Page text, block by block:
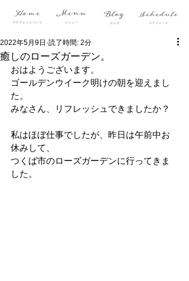
癒しのローズガーデン。
2022年5月9日 読了時間: 2分
おはようございます。
ゴールデンウイーク明けの朝を迎えまし
た。
みなさん、リフレッシュできましたか？
私はほぼ仕事でしたが、昨日は午前中お
休みして、
つくば市のローズガーデンに行ってきま
した。